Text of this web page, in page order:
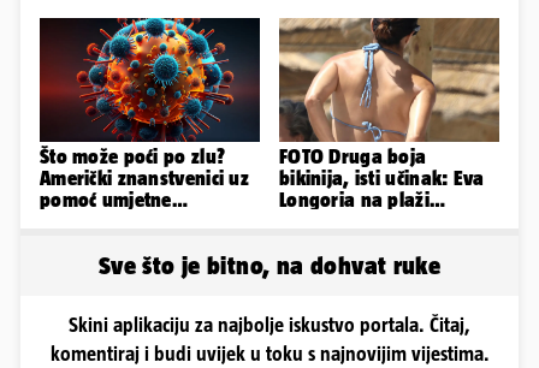
obline...
Što može poći po zlu?
Američki znanstvenici uz
pomoć umjetne
FOTO Druga boja
bikinija, isti učinak: Eva
Longoria na plaži
Sve što je bitno, na dohvat ruke
Skini aplikaciju za najbolje iskustvo portala. Čitaj,
komentiraj i budi uvijek u toku s najnovijim vijestima.